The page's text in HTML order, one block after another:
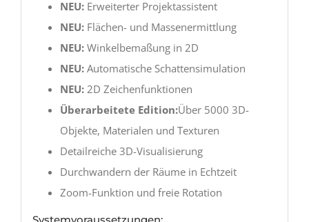
NEU:Erweiterter Projektassistent
NEU:Flächen- und Massenermittlung
NEU:Winkelbemaßung in 2D
NEU:Automatische Schattensimulation
NEU:2D Zeichenfunktionen
Überarbeitete Edition:Über 5000 3D-
Objekte, Materialen und Texturen
Detailreiche 3D-Visualisierung
Durchwandern der Räume in Echtzeit
Zoom-Funktion und freie Rotation